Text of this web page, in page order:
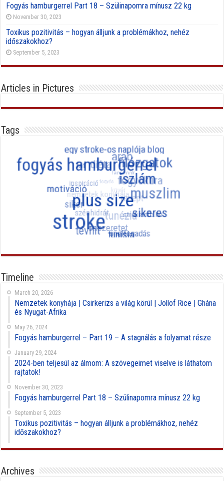
Fogyás hamburgerrel Part 18 – Szülinapomra mínusz 22 kg
November 30, 2023
Toxikus pozitivitás – hogyan álljunk a problémákhoz, nehéz
időszakokhoz?
September 5, 2023
Articles in Pictures
Tags
Timeline
March 20, 2026
Nemzetek konyhája | Csirkerizs a világ körül | Jollof Rice | Ghána
és Nyugat-Afrika
May 26, 2024
Fogyás hamburgerrel – Part 19 – A stagnálás a folyamat része
January 29, 2024
2024-ben teljesül az álmom: A szövegeimet viselve is láthatom
rajtatok!
November 30, 2023
Fogyás hamburgerrel Part 18 – Szülinapomra mínusz 22 kg
September 5, 2023
Toxikus pozitivitás – hogyan álljunk a problémákhoz, nehéz
időszakokhoz?
Archives